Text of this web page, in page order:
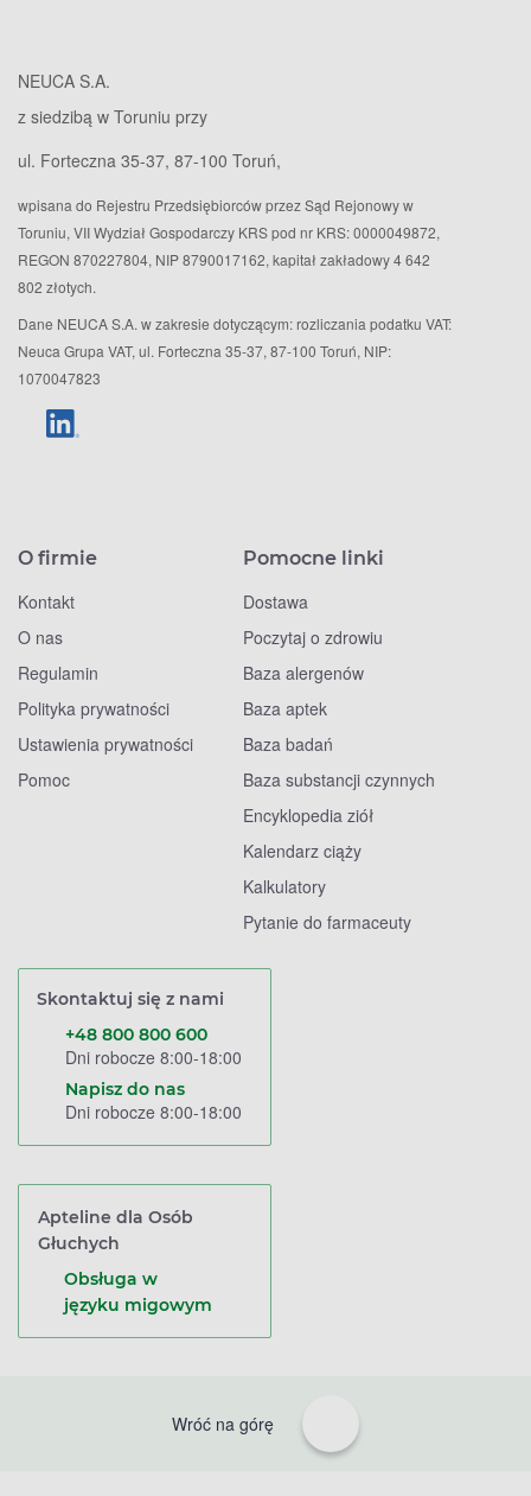
NEUCA S.A.
z siedzibą w Toruniu przy
ul. Forteczna 35-37, 87-100 Toruń,
wpisana do Rejestru Przedsiębiorców przez Sąd Rejonowy w
Toruniu, VII Wydział Gospodarczy KRS pod nr KRS: 0000049872,
REGON 870227804, NIP 8790017162, kapitał zakładowy 4 642
802 złotych.
Dane NEUCA S.A. w zakresie dotyczącym: rozliczania podatku VAT:
Neuca Grupa VAT, ul. Forteczna 35-37, 87-100 Toruń, NIP:
1070047823
O firmie
Kontakt
O nas
Regulamin
Polityka prywatności
Ustawienia prywatności
Pomoc
Pomocne linki
Dostawa
Poczytaj o zdrowiu
Baza alergenów
Baza aptek
Baza badań
Baza substancji czynnych
Encyklopedia ziół
Kalendarz ciąży
Kalkulatory
Pytanie do farmaceuty
Skontaktuj się z nami
+48 800 800 600
Dni robocze 8:00-18:00
Napisz do nas
Dni robocze 8:00-18:00
Apteline dla Osób
Głuchych
Obsługa w
języku migowym
Wróć na górę